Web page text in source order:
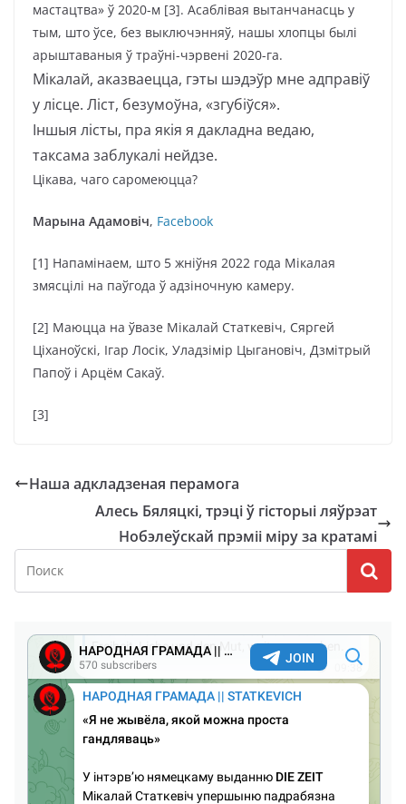
мастацтва» ў 2020-м [3]. Асаблівая вытанчанасць у
тым, што ўсе, без выключэнняў, нашы хлопцы былі
арыштаваныя ў траўні-чэрвені 2020-га.
Мікалай, аказваецца, гэты шэдэўр мне адправіў
у лісце. Ліст, безумоўна, «згубіўся».
Іншыя лісты, пра якія я дакладна ведаю,
таксама заблукалі нейдзе.
Цікава, чаго саромеюцца?
Марына Адамовіч, Facebook
[1] Напамінаем, што 5 жніўня 2022 года Мікалая
змясцілі на паўгода ў адзіночную камеру.
[2] Маюцца на ўвазе Мікалай Статкевіч, Сяргей
Ціханоўскі, Ігар Лосік, Уладзімір Цыгановіч, Дзмітрый
Папоў і Арцём Сакаў.
[3]
Наша адкладзеная перамога
Алесь Бяляцкі, трэці ў гісторыі ляўрэат
Нобэлеўскай прэміі міру за кратамі